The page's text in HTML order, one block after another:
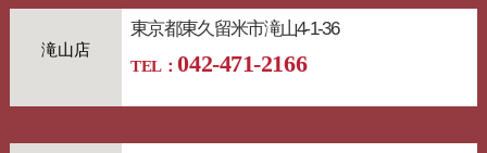
滝山店
東京都東久留米市滝山4-1-36
TEL：042-471-2166